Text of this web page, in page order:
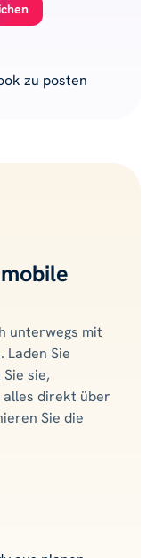
unterwegs mit
Laden Sie
sie,
alles direkt über
Sie die